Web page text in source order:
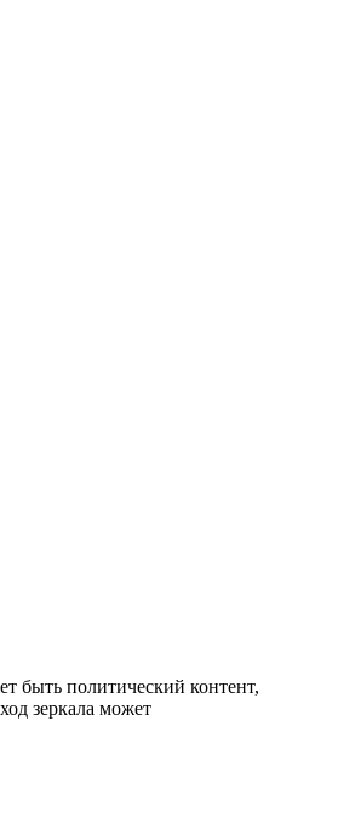
быть политический контент,
зеркала может